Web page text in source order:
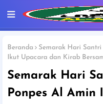
Beranda
Semarak Hari
Ikut Upacara dan Kirab
Semarak Hari
Ponpes Al Amin